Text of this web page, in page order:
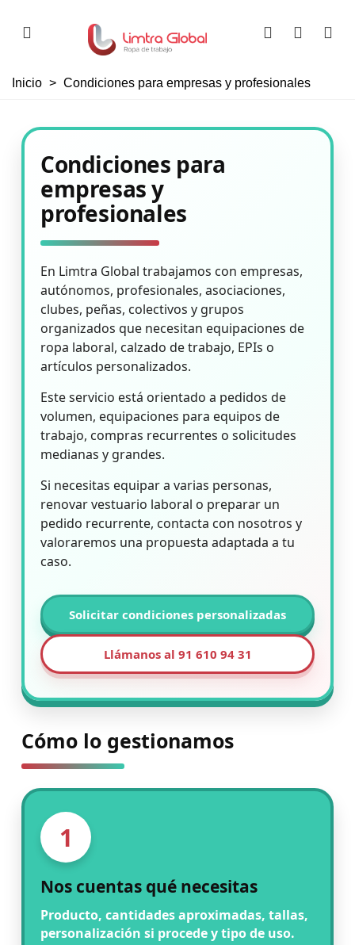
Inicio > Condiciones para empresas y profesionales
Condiciones para
empresas y
profesionales
En Limtra Global trabajamos con empresas,
autónomos, profesionales, asociaciones,
clubes, peñas, colectivos y grupos
organizados que necesitan equipaciones de
ropa laboral, calzado de trabajo, EPIs o
artículos personalizados.
Este servicio está orientado a pedidos de
volumen, equipaciones para equipos de
trabajo, compras recurrentes o solicitudes
medianas y grandes.
Si necesitas equipar a varias personas,
renovar vestuario laboral o preparar un
pedido recurrente, contacta con nosotros y
valoraremos una propuesta adaptada a tu
caso.
Solicitar condiciones personalizadas
Llámanos al 91 610 94 31
Cómo lo gestionamos
1
Nos cuentas qué necesitas
Producto, cantidades aproximadas, tallas,
personalización si procede y tipo de uso.